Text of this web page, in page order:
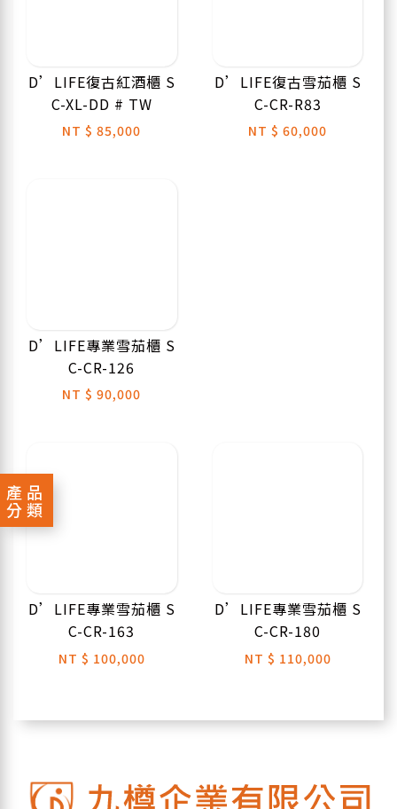
產品
分類
D’LIFE復古紅酒櫃 S
C-XL-DD # TW
NT $ 85,000
D’LIFE復古雪茄櫃 S
C-CR-R83
NT $ 60,000
D’LIFE專業雪茄櫃 S
C-CR-126
NT $ 90,000
D’LIFE專業雪茄櫃 S
C-CR-163
NT $ 100,000
D’LIFE專業雪茄櫃 S
C-CR-180
NT $ 110,000